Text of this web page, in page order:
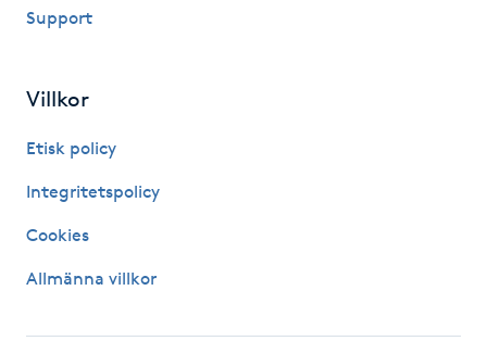
Hudvård
Hyperhidros
Support
Villkor
Etisk policy
Integritetspolicy
Cookies
Allmänna villkor